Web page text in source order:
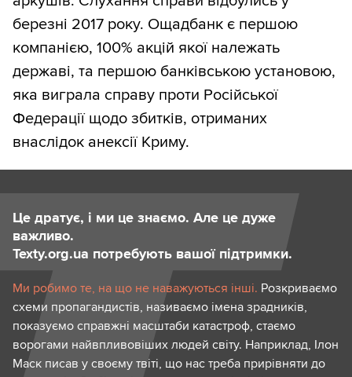
березні 2017 року. Ощадбанк є першою
компанією, 100% акцій якої належать
державі, та першою банківською установою,
яка виграла справу проти Російської
Федерації щодо збитків, отриманих
внаслідок анексії Криму.
Це дратує, і ми це знаємо. Але це дуже
важливо.
Texty.org.ua потребують вашої підтримки.
Ми робимо те, на що не наважуються інші. Розкриваємо
схеми пропагандистів, називаємо імена зрадників,
показуємо справжні масштаби катастроф, стаємо
ворогами найвпливовіших людей світу. Наприклад, Ілон
Маск писав у своєму твіті, що нас треба прирівняти до